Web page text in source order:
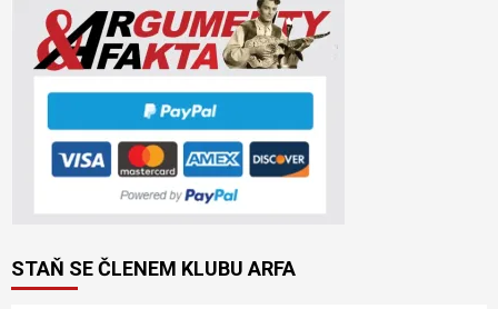
STAŇ SE ČLENEM KLUBU ARFA